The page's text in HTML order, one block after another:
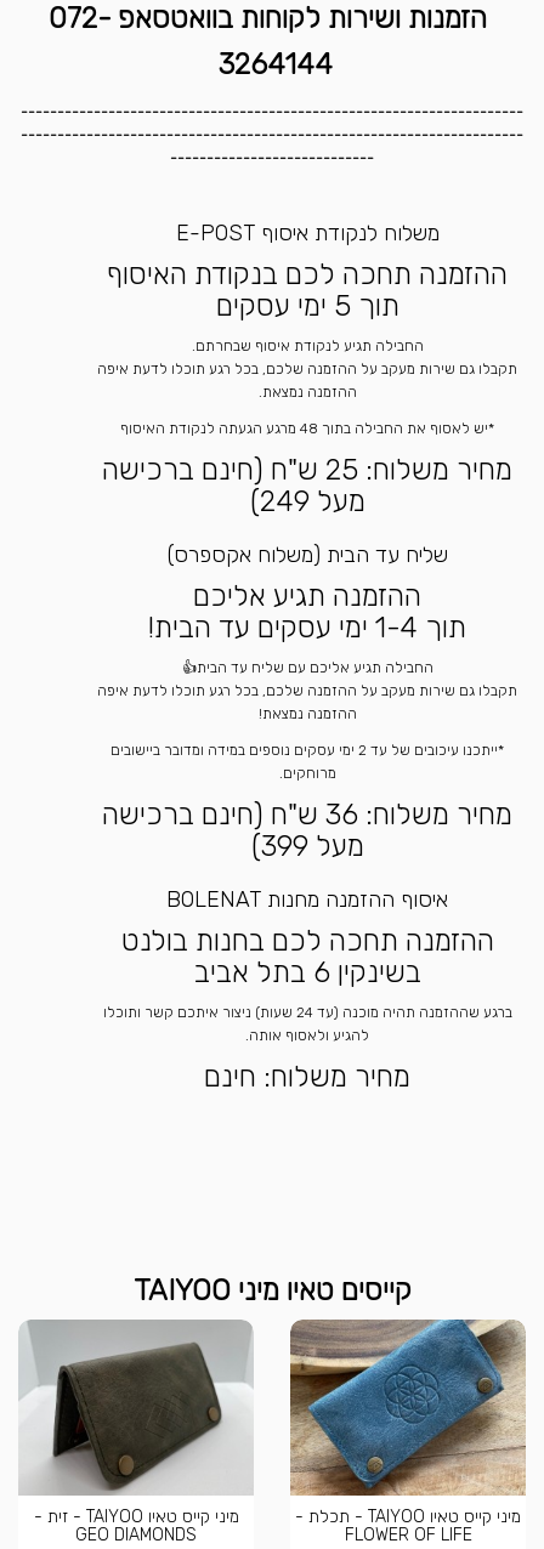
הזמנות ושירות לקוחות בוואטסאפ 072-
3264144
---------------------------------------------------------------------
---------------------------------------------------------------------
----------------------------
משלוח לנקודת איסוף E-POST
ההזמנה תחכה לכם בנקודת האיסוף
תוך 5 ימי עסקים
החבילה תגיע לנקודת איסוף שבחרתם.
תקבלו גם שירות מעקב על ההזמנה שלכם, בכל רגע תוכלו לדעת איפה
ההזמנה נמצאת.
*יש לאסוף את החבילה בתוך 48 מרגע הגעתה לנקודת האיסוף
מחיר משלוח: 25 ש"ח (חינם ברכישה
מעל 249)
שליח עד הבית (משלוח אקספרס)
ההזמנה תגיע אליכם
תוך 1-4 ימי עסקים עד הבית!
החבילה תגיע אליכם עם שליח עד הבית👍
תקבלו גם שירות מעקב על ההזמנה שלכם, בכל רגע תוכלו לדעת איפה
ההזמנה נמצאת!
*ייתכנו עיכובים של עד 2 ימי עסקים נוספים במידה ומדובר ביישובים
מרוחקים.
מחיר משלוח: 36 ש"ח (חינם ברכישה
מעל 399)
איסוף ההזמנה מחנות BOLENAT
ההזמנה תחכה לכם בחנות בולנט
בשינקין 6 בתל אביב
ברגע שההזמנה תהיה מוכנה (עד 24 שעות) ניצור איתכם קשר ותוכלו
להגיע ולאסוף אותה.
מחיר משלוח: חינם
קייסים טאיו מיני TAIYOO
מיני קייס טאיו TAIYOO - תכלת -
FLOWER OF LIFE
מיני קייס טאיו TAIYOO - זית -
GEO DIAMONDS